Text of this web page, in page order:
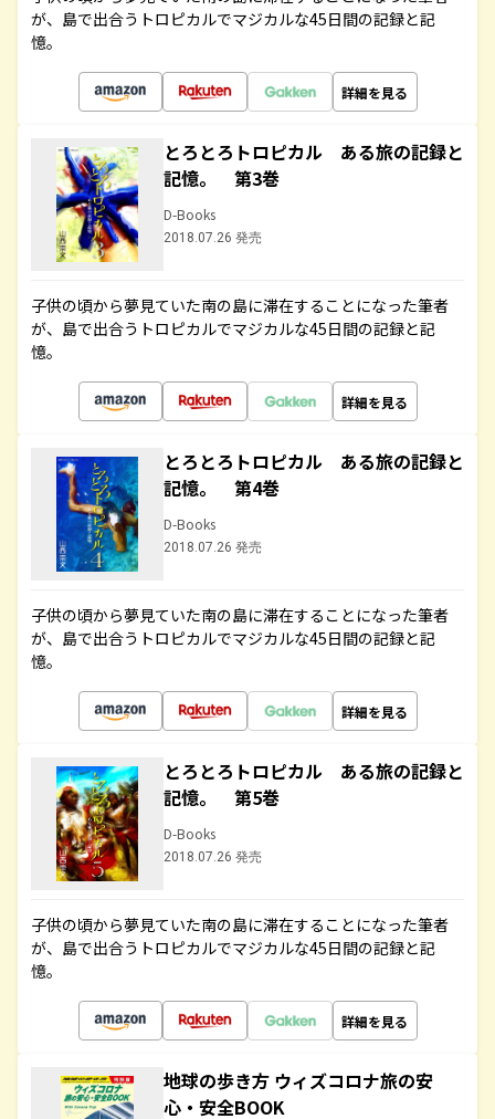
が、島で出合うトロピカルでマジカルな45日間の記録と記
憶。
詳細を見る
とろとろトロピカル ある旅の記録と
記憶。 第3巻
D-Books
2018.07.26 発売
子供の頃から夢見ていた南の島に滞在することになった筆者
が、島で出合うトロピカルでマジカルな45日間の記録と記
憶。
詳細を見る
とろとろトロピカル ある旅の記録と
記憶。 第4巻
D-Books
2018.07.26 発売
子供の頃から夢見ていた南の島に滞在することになった筆者
が、島で出合うトロピカルでマジカルな45日間の記録と記
憶。
詳細を見る
とろとろトロピカル ある旅の記録と
記憶。 第5巻
D-Books
2018.07.26 発売
子供の頃から夢見ていた南の島に滞在することになった筆者
が、島で出合うトロピカルでマジカルな45日間の記録と記
憶。
詳細を見る
地球の歩き方 ウィズコロナ旅の安
心・安全BOOK